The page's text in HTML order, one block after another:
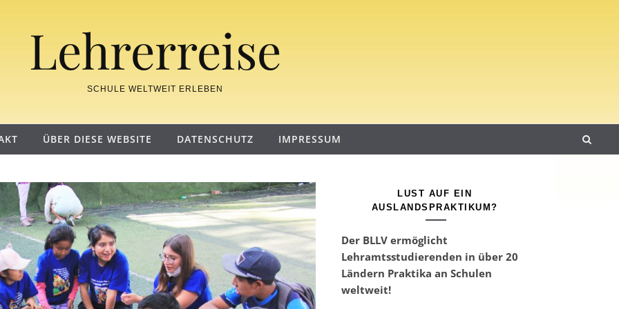
Lehrerreise
SCHULE WELTWEIT ERLEBEN
ÜBER DIESE WEBSITE DATENSCHUTZ IMPRESSUM
LUST AUF EIN
AUSLANDSPRAKTIKUM?
Der BLLV ermöglicht
Lehramtsstudierenden in über 20
Ländern Praktika an Schulen
weltweit!